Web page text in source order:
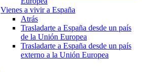
Vienes a vivir a España
Atrás
Trasladarte a España desde un país
de la Unión Europea
Trasladarte a España desde un país
externo a la Unión Europea